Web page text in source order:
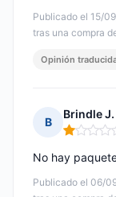
Publicado el 15/
tras una compra
Opinión
B
Brindle J.
Nota: 1 de
Publicado el 06/
No hay